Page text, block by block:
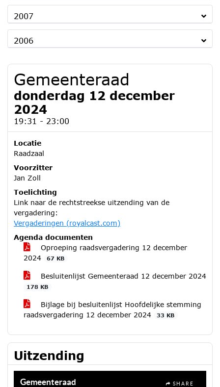
2007
2006
Gemeenteraad
donderdag 12 december
2024
19:31 - 23:00
Locatie
Raadzaal
Voorzitter
Jan Zoll
Toelichting
Link naar de rechtstreekse uitzending van de
vergadering:
Vergaderingen (royalcast.com)
Agenda documenten
Oproeping raadsvergadering 12 december
2024
67 KB
Besluitenlijst Gemeenteraad 12 december 2024
178 KB
Bijlage bij besluitenlijst Hoofdelijke stemming
raadsvergadering 12 december 2024
33 KB
Uitzending